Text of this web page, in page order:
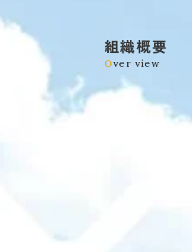
組織概要
Over view